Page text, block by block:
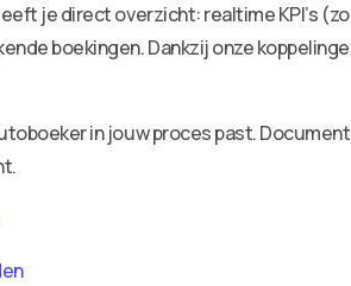
je direct overzicht: realtime KPI’s
boekingen. Dankzij onze
in jouw proces past.